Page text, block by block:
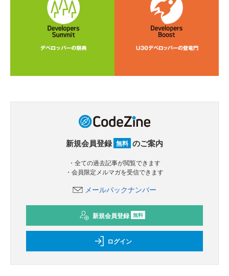
新規会員登録 無料 のご案内
・全ての過去記事が閲覧できます
・会員限定メルマガを受信できます
メールバックナンバー
新規会員登録 無料
ログイン